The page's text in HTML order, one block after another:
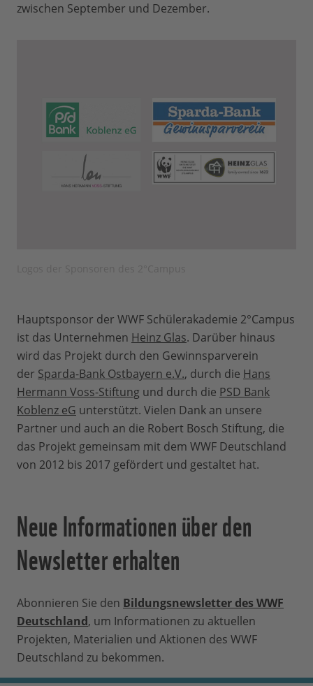
zwischen September und Dezember.
Hauptsponsor der WWF Schülerakademie 2°Campus
ist das Unternehmen Heinz Glas. Darüber hinaus
wird das Projekt durch den Gewinnsparverein
der Sparda-Bank Ostbayern e.V., durch die Hans
Hermann Voss-Stiftung und durch die PSD Bank
Koblenz eG unterstützt. Vielen Dank an unsere
Partner und auch an die Robert Bosch Stiftung, die
das Projekt gemeinsam mit dem WWF Deutschland
von 2012 bis 2017 gefördert und gestaltet hat.
Neue Informationen über den
Newsletter erhalten
Abonnieren Sie den Bildungsnewsletter des WWF
Deutschland, um Informationen zu aktuellen
Projekten, Materialien und Aktionen des WWF
Deutschland zu bekommen.